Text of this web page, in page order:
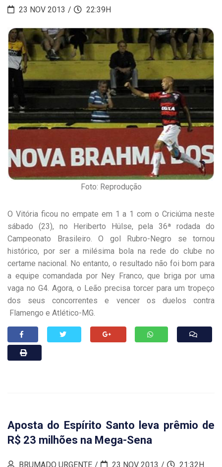
23 NOV 2013 22:39H
Foto: Reprodução
O Vitória ficou no empate em 1 a 1 com o Criciúma neste
sábado (23), no Heriberto Hülse, pela 36ª rodada do
Campeonato Brasileiro. O gol Rubro-Negro se tornou
histórico, por ser a milésima bola na rede do clube no
certame nacional. No entanto, o resultado não foi bom para
a equipe comandada por Ney Franco, que briga por uma
vaga no G4. Agora, o Leão precisa torcer para um tropeço
dos seus concorrentes e vencer os duelos contra
Flamengo e Atlético-MG.
Aposta do Espírito Santo leva prêmio de
R$ 23 milhões na Mega-Sena
BRUMADO URGENTE 23 NOV 2013 21:32H